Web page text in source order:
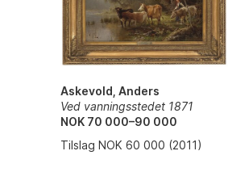
Askevold, Anders
Ved vanningsstedet 1871
NOK 70 000–90 000
Tilslag NOK 60 000 (2011)